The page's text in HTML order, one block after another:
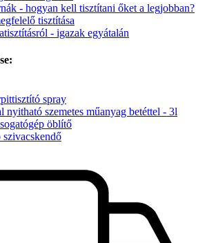
- hogyan kell tisztítani őket a legjobban?
tisztítása
- igazak egyátalán
spray
szemetes műanyag betéttel - 3l
öblítő